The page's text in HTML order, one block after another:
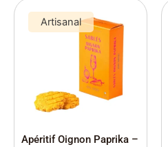
Artisanal
Apéritif Oignon Paprika –